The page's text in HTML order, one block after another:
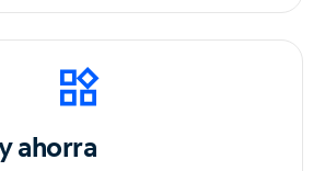
ahorra